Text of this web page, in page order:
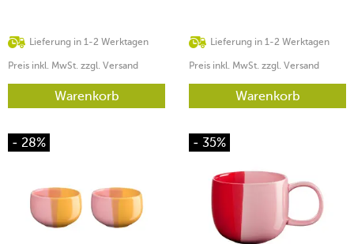
Lieferung in 1-2 Werktagen
Preis inkl. MwSt. zzgl. Versand
Warenkorb
Lieferung in 1-2 Werktagen
Preis inkl. MwSt. zzgl. Versand
Warenkorb
- 28% - 35%